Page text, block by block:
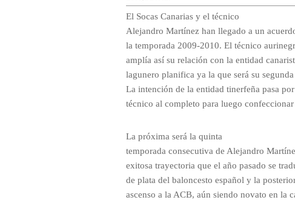
El Socas Canarias y el técnico
Alejandro Martínez han llegado a un
la temporada 2009-2010. El técnico
amplía así su relación con la entidad
lagunero planifica ya la que será su
La intención de la entidad tinerfeña pasa
técnico al completo para luego
La próxima será la quinta
temporada consecutiva de Alejandro
exitosa trayectoria que el año pasado se
de plata del baloncesto español y la
ascenso a la ACB, aún siendo novato en la